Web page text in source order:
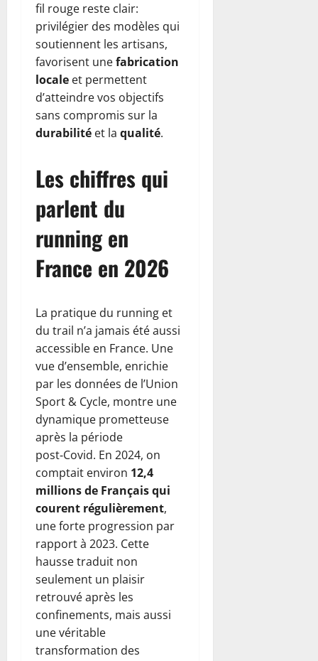
fil rouge reste clair:
privilégier des modèles qui
soutiennent les artisans,
favorisent unefabrication
locale et permettent
d’atteindre vos objectifs
sans compromis sur la
durabilité et la qualité.
Les chiffres qui
parlent du
running en
France en 2026
La pratique du running et
du trail n’a jamais été aussi
accessible en France. Une
vue d’ensemble, enrichie
par les données de l’Union
Sport & Cycle, montre une
dynamique prometteuse
après la période
post‑Covid. En 2024, on
comptait environ 12,4
millions de Français qui
courent régulièrement,
une forte progression par
rapport à 2023. Cette
hausse traduit non
seulement un plaisir
retrouvé après les
confinements, mais aussi
une véritable
transformation des